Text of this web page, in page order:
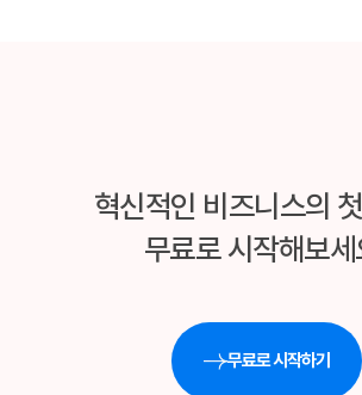
혁신적인 비즈니스의
무료로 시작해보
무료로 시작하기